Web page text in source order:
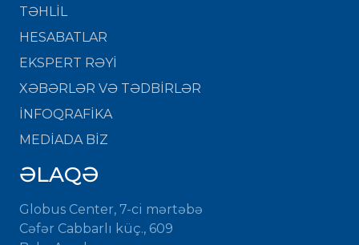
TƏHLİL
HESABATLAR
EKSPERT RƏYİ
XƏBƏRLƏR VƏ TƏDBİRLƏR
İNFOQRAFİKA
MEDİADA BİZ
ƏLAQƏ
Globus Center, 7-ci mərtəbə
Cəfər Cabbarlı küç., 609